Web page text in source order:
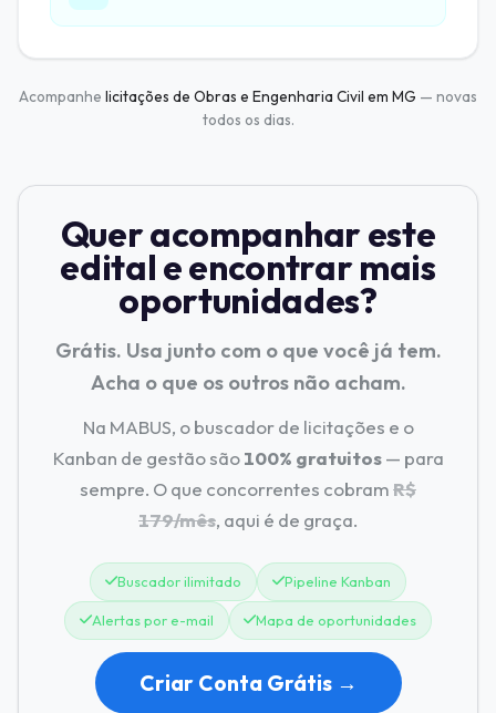
Acompanhe licitações de Obras e Engenharia Civil em MG — novas
todos os dias.
Quer acompanhar este
edital e encontrar mais
oportunidades?
Grátis. Usa junto com o que você já tem.
Acha o que os outros não acham.
Na MABUS, o buscador de licitações e o
Kanban de gestão são100% gratuitos— para
sempre. O que concorrentes cobramR$
179/mês, aqui é de graça.
Buscador ilimitado Pipeline Kanban
Alertas por e-mail Mapa de oportunidades
Criar Conta Grátis →